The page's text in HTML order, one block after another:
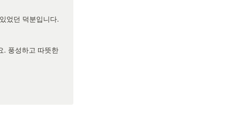
었던 덕분입니다.
. 풍성하고 따뜻한